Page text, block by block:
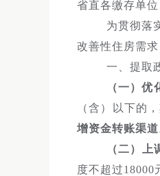
省直各缴存单位
为贯彻落
改善性住房需
一、提取
（一）
（含）以下的
增资金转账渠道
（二）
度不超过18000